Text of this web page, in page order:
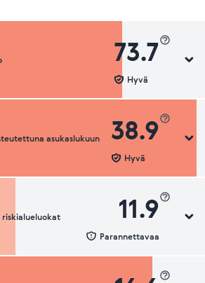
73.7
Hyvä
luokkaasukaslukuun 38.9
Hyvä
suhteutettuna asukaslukuun
riskialueluokat 11.9
Parannettavaa